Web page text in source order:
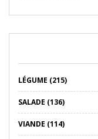
LÉGUME (215)
SALADE (136)
VIANDE (114)